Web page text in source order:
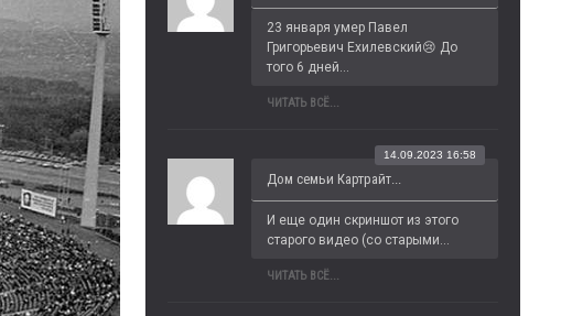
23 января умер Павел
Григорьевич Ехилевский😢 До
того 6 дней...
ЧИТАТЬ ВСЁ...
Дом семьи Картрайт...
14.09.2023 16:58
И еще один скриншот из этого
старого видео (со старыми...
ЧИТАТЬ ВСЁ...